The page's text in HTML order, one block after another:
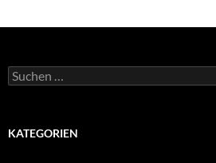
Suchen
nach:
KATEGORIEN